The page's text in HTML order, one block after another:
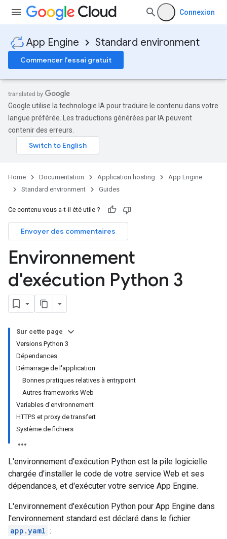
Connexion
App Engine Standard environment
Commencer l'essai gratuit
Google utilise la technologie IA pour traduire le contenu dans votre
langue préférée. Les traductions générées par IA peuvent
contenir des erreurs.
Home Documentation Application hosting
App Engine
Standard environment
Guides
Ce contenu vous a-t-il été utile ?
Envoyer des commentaires
Environnement
d'exécution Python 3
Sur cette page
Versions Python 3
Dépendances
Démarrage de l'application
Bonnes pratiques relatives à entrypoint
Autres frameworks Web
Variables d'environnement
HTTPS et proxy de transfert
Système de fichiers
L'environnement d'exécution Python est la pile logicielle
chargée d'installer le code de votre service Web et ses
dépendances, et d'exécuter votre service App Engine.
L'environnement d'exécution Python pour App Engine dans
l'environnement standard est déclaré dans le fichier
app.yaml :